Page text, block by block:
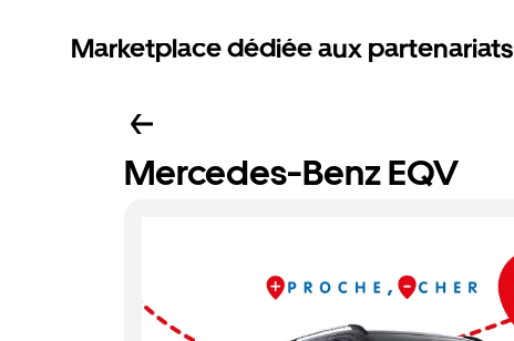
Marketplace dédiée aux partenariats
Mercedes-Benz EQV